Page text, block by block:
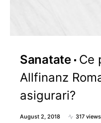
Sanatate Ce
Allfinanz
asigurari?
August 2, 2018 317 views